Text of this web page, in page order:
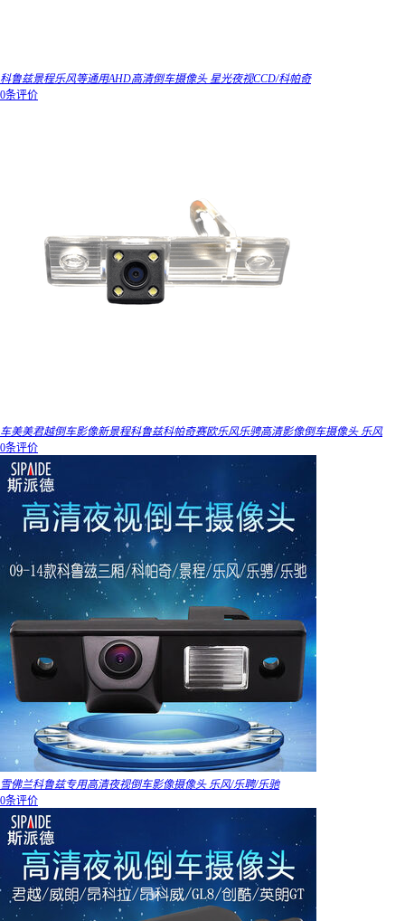
科鲁兹景程乐风等通用AHD高清倒车摄像头 星光夜视CCD/科帕奇
0条评价
车美美君越倒车影像新景程科鲁兹科帕奇赛欧乐风乐骋高清影像倒车摄像头 乐风
0条评价
雪佛兰科鲁兹专用高清夜视倒车影像摄像头 乐风/乐聘/乐驰
0条评价